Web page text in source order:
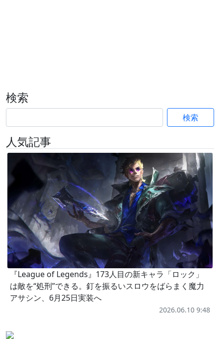
検索
検索
人気記事
『League of Legends』173人目の新キャラ「ロック」
は敵を“処刑”できる。釘を振るいスロウをばらまく魔力
アサシン、6月25日実装へ
2026.06.10 9:48